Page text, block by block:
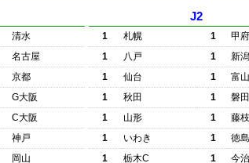
清水
名古屋
京都
G大阪
C大阪
神戸
岡山
J2
1 札幌 1
甲府
1
八戸 1
新潟
1
仙台 1
富山
1
秋田 1
磐田
1
山形 1
藤枝
1
いわき 1
徳島
1
栃木C 1
今治